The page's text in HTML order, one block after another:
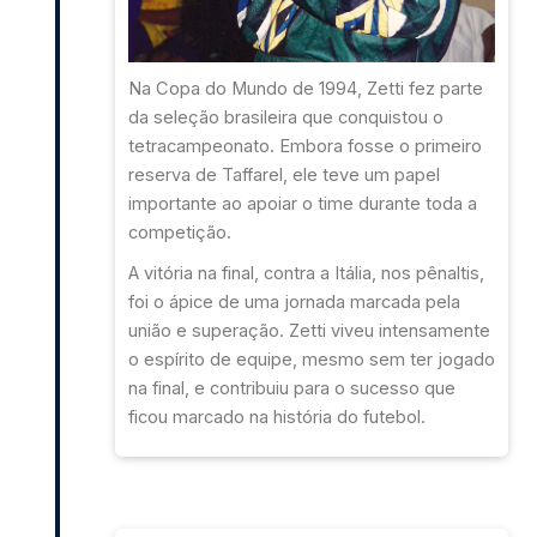
Na Copa do Mundo de 1994, Zetti fez parte
da seleção brasileira que conquistou o
tetracampeonato. Embora fosse o primeiro
reserva de Taffarel, ele teve um papel
importante ao apoiar o time durante toda a
competição.
A vitória na final, contra a Itália, nos pênaltis,
foi o ápice de uma jornada marcada pela
união e superação. Zetti viveu intensamente
o espírito de equipe, mesmo sem ter jogado
na final, e contribuiu para o sucesso que
ficou marcado na história do futebol.